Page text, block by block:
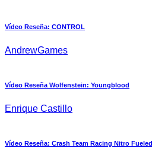
Vídeo Reseña: CONTROL
AndrewGames
Vídeo Reseña Wolfenstein: Youngblood
Enrique Castillo
Vídeo Reseña: Crash Team Racing Nitro Fueled